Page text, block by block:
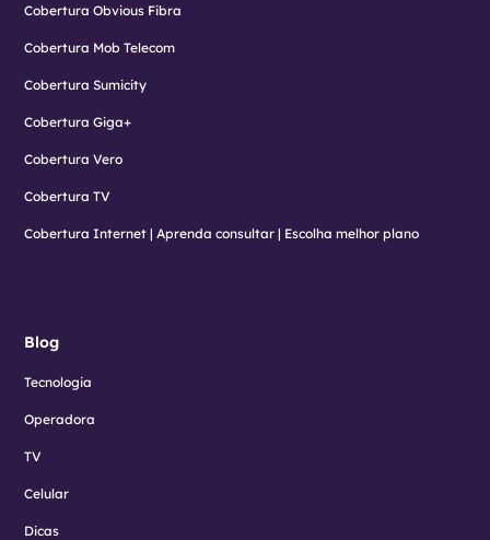
Cobertura Obvious Fibra
Cobertura Mob Telecom
Cobertura Sumicity
Cobertura Giga+
Cobertura Vero
Cobertura TV
Cobertura Internet | Aprenda consultar | Escolha melhor plano
Blog
Tecnologia
Operadora
TV
Celular
Dicas